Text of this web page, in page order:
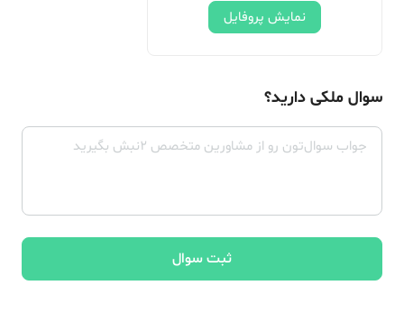
نمایش پروفایل
سوال ملکی دارید؟
ثبت سوال